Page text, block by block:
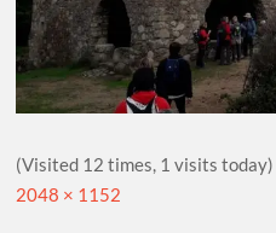
(Visited 12 times, 1 visits today)
Full
2048 × 1152